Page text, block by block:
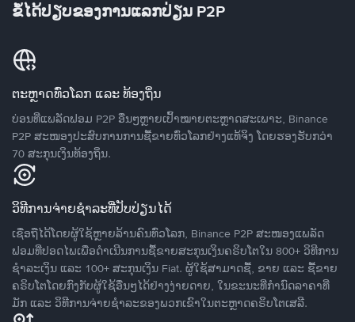
ຂໍ້ໄດ້ປຽບຂອງການແລກປ່ຽນ P2P
ຕະຫຼາດທົ່ວໂລກ ແລະ ທ້ອງຖິ່ນ
ບ່ອນທີ່ແພລັດຟອມ P2P ອື່ນໆຫຼາຍເປົ້າໝາຍຕະຫຼາດສະເພາະ, Binance
P2P ສະໜອງປະສົບການການຊື້ຂາຍທົ່ວໂລກຢ່າງແທ້ຈິງ ໂດຍຮອງຮັບກວ່າ
70 ສະກຸນເງິນທ້ອງຖິ່ນ.
ວິທີການຈ່າຍຊຳລະທີ່ປັບປ່ຽນໄດ້
ເຊື່ອຖືໄດ້ໂດຍຜູ້ໃຊ້ຫຼາຍລ້ານຄົນທົ່ວໂລກ, Binance P2P ສະໜອງແພລັດ
ຟອມທີ່ປອດໄພເພື່ອດໍາເນີນການຊື້ຂາຍສະກຸນເງິນຄຣິບໂຕໃນ 800+ ວິທີການ
ຊໍາລະເງິນ ແລະ 100+ ສະກຸນເງິນ Fiat. ຜູ້ໃຊ້ສາມາດຊື້, ຂາຍ ແລະ ຊື້ຂາຍ
ຄຣິບໂຕໂດຍກົງກັບຜູ້ໃຊ້ອື່ນໆໄດ້ຢ່າງງ່າຍດາຍ, ໃນຂະນະທີ່ກໍານົດລາຄາທີ່
ມັກ ແລະ ວິທີການຈ່າຍຊຳລະຂອງພວກເຂົາໃນຕະຫຼາດຄຣິບໂຕເສລີ.